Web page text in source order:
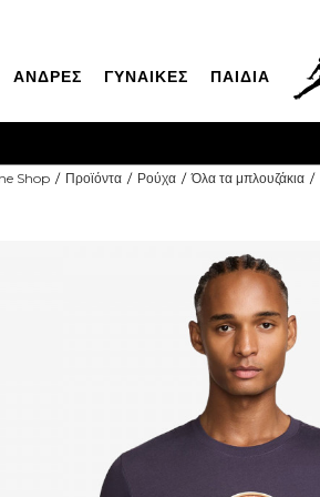
ΑΝΔΡΕΣ ΓΥΝΑΙΚΕΣ ΠΑΙΔΙΑ
Shop Προϊόντα Ρούχα Όλα τα μπλουζάκια